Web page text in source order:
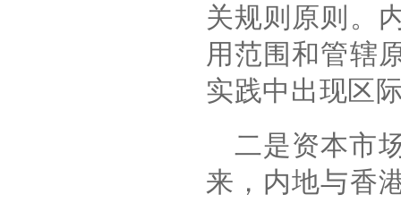
关规则原则。
用范围和管辖
实践中出现区
二是资本市
来，内地与香